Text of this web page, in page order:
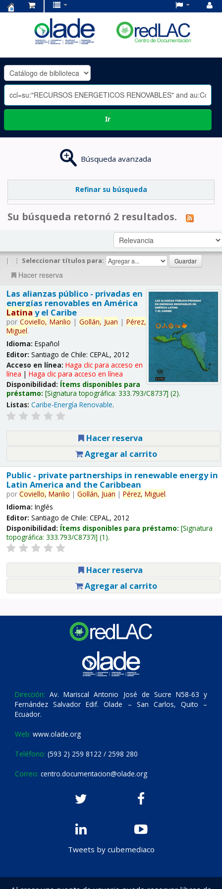
OLADE
-
Ir
Búsqueda avanzada
Refinar su búsqueda
Su búsqueda retornó 2 resultados.
| | Seleccionar títulos para:
Hacer reserva
Las alianzas público - privadas en
energías renovables en América
Latina y el Caribe
por Coviello, Manlio | Gollán, Juan | Pérez,
Miguel.
Idioma: Español
Editor: Santiago de Chile: CEPAL, 2012
Acceso en línea: Haga clic para acceso en
línea | Haga clic para acceso en línea
Disponibilidad: Ítems disponibles para
préstamo: Signatura topográfica: 333.793/C8737 (2).
Listas: Caribe-Energía Renovable.
Hacer reserva
Agregar al carrito
Public - private partnerships in renewable energy in
Latin America and the Caribbean
por Coviello, Manlio | Gollán, Juan | Pérez, Miguel.
Idioma: Inglés
Editor: Santiago de Chile: CEPAL, 2012
Disponibilidad: Ítems disponibles para préstamo: Signatura
topográfica: 333.793/C8737i (1).
Hacer reserva
Agregar al carrito
Dirección: Av. Mariscal Antonio José de Sucre N58-63 y
Fernández Salvador Edif. Olade – San Carlos, Quito –
Ecuador.
Web: www.olade.org
Teléfono: (593 2) 259 8122 / 2598 280
Correo: centro.documentacion@olade.org
Tweets by cubemediaco